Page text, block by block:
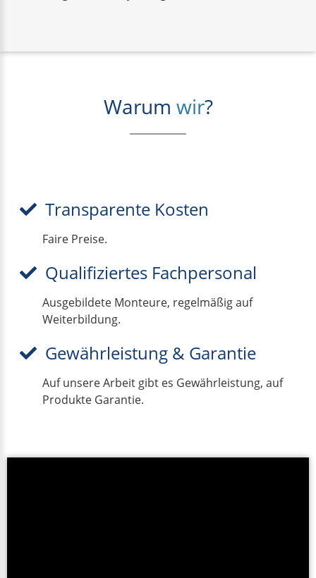
Warum wir?
Transparente Kosten
Faire Preise.
Qualifiziertes Fachpersonal
Ausgebildete Monteure, regelmäßig auf
Weiterbildung.
Gewährleistung & Garantie
Auf unsere Arbeit gibt es Gewährleistung, auf
Produkte Garantie.